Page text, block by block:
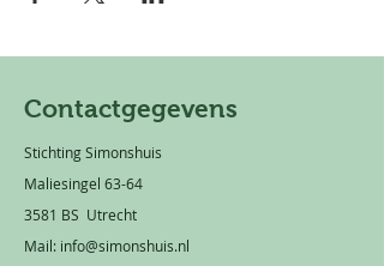
Contactgegevens
Stichting Simonshuis
Maliesingel 63-64
3581 BS Utrecht
Mail: info@simonshuis.nl